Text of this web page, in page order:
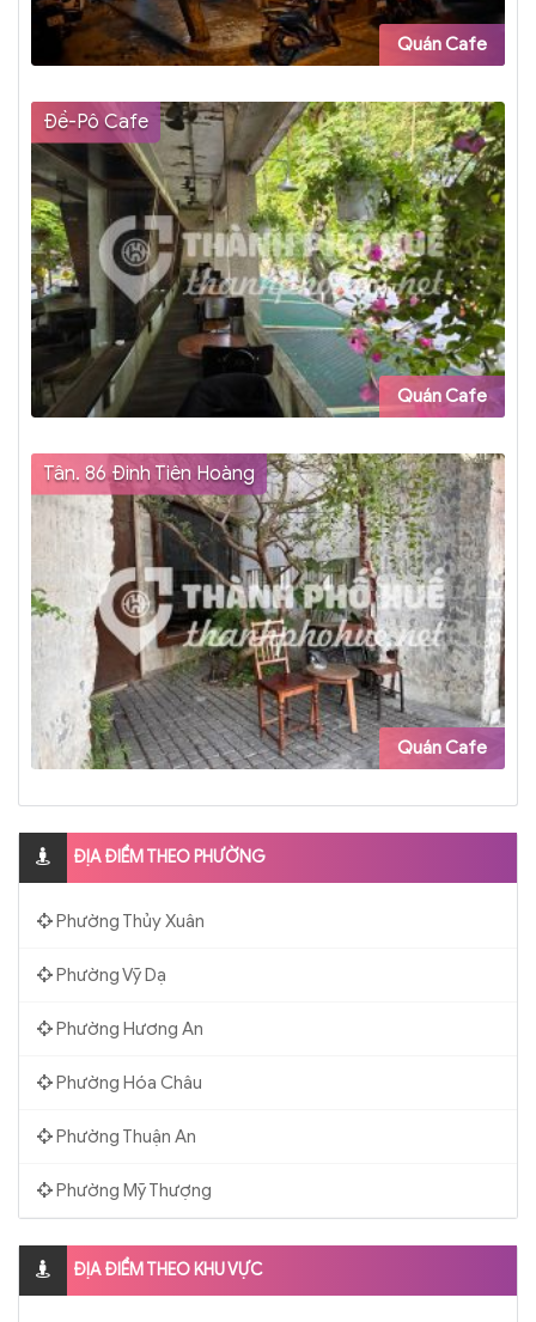
Quán Cafe
Đề-Pô Cafe
Quán Cafe
Tân. 86 Đinh Tiên Hoàng
Quán Cafe
ĐỊA ĐIỂM THEO PHƯỜNG
Phường Thủy Xuân
Phường Vỹ Dạ
Phường Hương An
Phường Hóa Châu
Phường Thuận An
Phường Mỹ Thượng
ĐỊA ĐIỂM THEO KHU VỰC